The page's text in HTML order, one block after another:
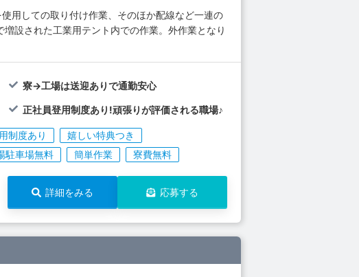
用しての取り付け作業、そのほか配線など一連の
設された工業用テント内での作業。外作業となり
寮→工場は送迎ありで通勤安心
正社員登用制度あり!頑張りが評価される職場♪
制度あり
嬉しい特典つき
駐車場無料 簡単作業 寮費無料
詳細をみる 応募する